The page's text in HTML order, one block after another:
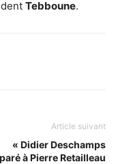
Tebboune.
Article suivant
« Didier Deschamps
à Pierre Retailleau